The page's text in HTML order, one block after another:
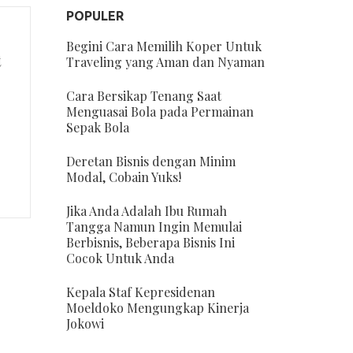
POPULER
Begini Cara Memilih Koper Untuk
Traveling yang Aman dan Nyaman
Cara Bersikap Tenang Saat
Menguasai Bola pada Permainan
Sepak Bola
Deretan Bisnis dengan Minim
Modal, Cobain Yuks!
Jika Anda Adalah Ibu Rumah
Tangga Namun Ingin Memulai
Berbisnis, Beberapa Bisnis Ini
Cocok Untuk Anda
Kepala Staf Kepresidenan
Moeldoko Mengungkap Kinerja
Jokowi